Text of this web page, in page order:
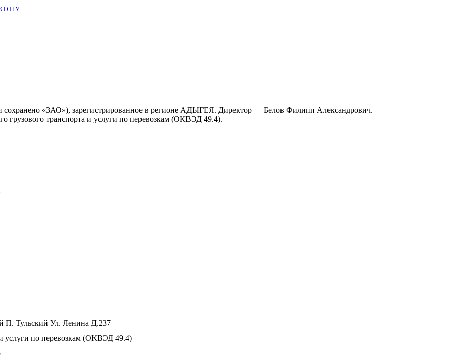
«ЗАО»), зарегистрированное в регионе АДЫГЕЯ. Директор — Белов Филипп Александрович.
грузового транспорта и услуги по перевозкам (ОКВЭД 49.4).
П. Тульский Ул. Ленина Д.237
и услуги по перевозкам (ОКВЭД 49.4)